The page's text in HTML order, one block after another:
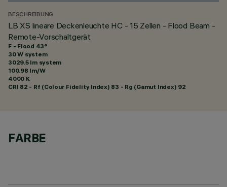
BESCHREIBUNG
LB XS lineare Deckenleuchte HC - 15 Zellen - Flood Beam -
Remote-Vorschaltgerät
F - Flood 43°
30 W system
3029.5 lm system
100.98 lm/W
4000 K
CRI 82 - Rf (Colour Fidelity Index) 83 - Rg (Gamut Index) 92
FARBE